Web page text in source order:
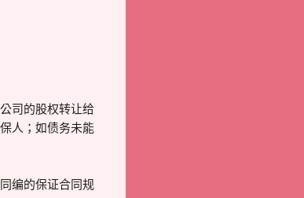
司的股权转让给
人；如债务未能
编的保证合同规